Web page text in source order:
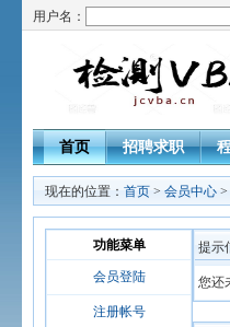
用户名：
首页 招聘求职
现在的位置： 首页 > 会员中心 >
功能菜单
会员登陆
注册帐号
提示
您还